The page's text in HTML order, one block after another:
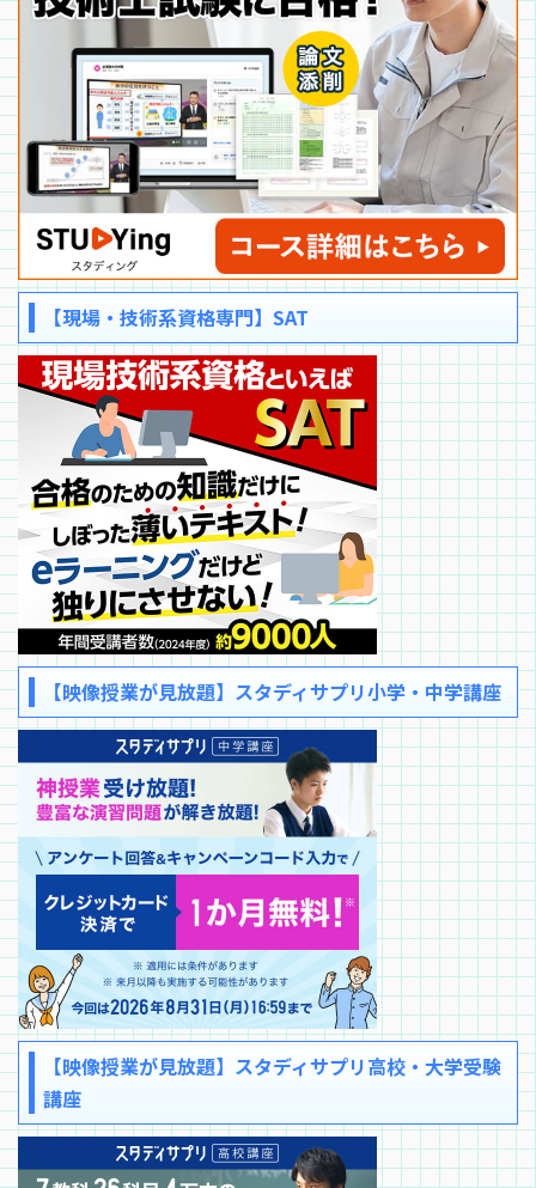
【現場・技術系資格専門】SAT
【映像授業が見放題】スタディサプリ小学・中学講座
【映像授業が見放題】スタディサプリ高校・大学受験
講座